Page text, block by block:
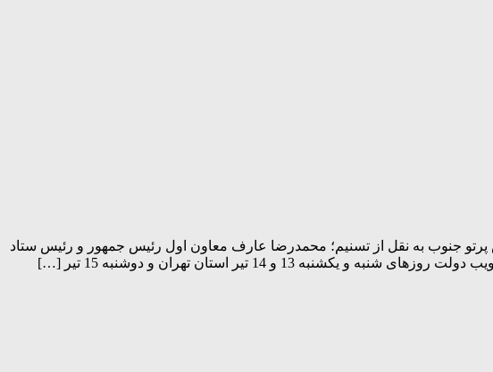
تهران و دوشنبه 15 تیر کل کشور تعطیل است. به گزارش پرتو جنوب به نقل از تسنیم؛ محمدرضا عارف معاون اول رئیس جمهور و رئیس ستاد
14 تیر استان تهران و دوشنبه 15 تیر […]